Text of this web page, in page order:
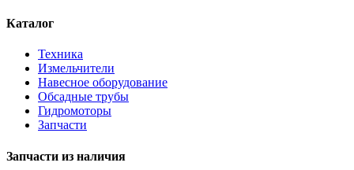
Каталог
Техника
Измельчители
Навесное оборудование
Обсадные трубы
Гидромоторы
Запчасти
Запчасти из наличия